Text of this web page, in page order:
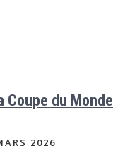
Coupe du Monde
2026